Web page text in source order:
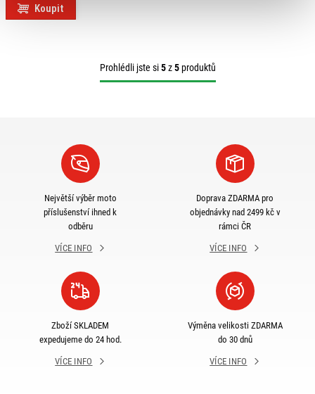
Koupit
Prohlédli jste si5z5produktů
Největší výběr moto
příslušenství ihned k
odběru
VÍCE INFO
Doprava ZDARMA pro
objednávky nad 2499 kč v
rámci ČR
VÍCE INFO
Zboží SKLADEM
expedujeme do 24 hod.
VÍCE INFO
Výměna velikosti ZDARMA
do 30 dnů
VÍCE INFO